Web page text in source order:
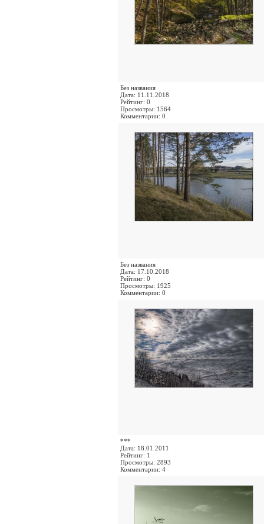
Без названия
Дата: 11.11.2018
Рейтинг: 0
Просмотры: 1564
Комментарии: 0
Без названия
Дата: 17.10.2018
Рейтинг: 0
Просмотры: 1925
Комментарии: 0
***
Дата: 18.01.2011
Рейтинг: 1
Просмотры: 2893
Комментарии: 4